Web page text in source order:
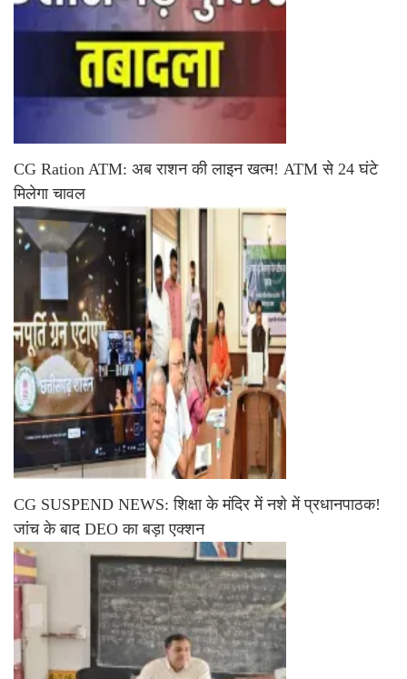
CG Ration ATM: अब राशन की लाइन खत्म! ATM से 24 घंटे
मिलेगा चावल
CG SUSPEND NEWS: शिक्षा के मंदिर में नशे में प्रधानपाठक!
जांच के बाद DEO का बड़ा एक्शन